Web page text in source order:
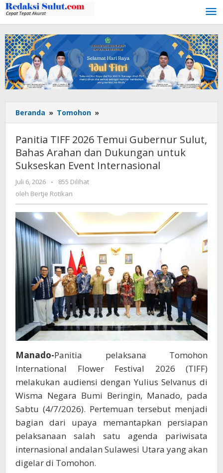
Lewati
ke
konten
Beranda » Tomohon »
TIFF
Temui
Gubernur
Sulut,
Dukungan
untuk
Event
Internasional
Panitia TIFF 2026 Temui Gubernur Sulut,
Bahas Arahan dan Dukungan untuk
Sukseskan Event Internasional
Juli 6, 2026
oleh
Bertje
-
855 Dilihat
oleh Bertje Rotikan
Manado-Panitia pelaksana Tomohon
International Flower Festival 2026 (TIFF)
melakukan audiensi dengan Yulius Selvanus di
Wisma Negara Bumi Beringin, Manado, pada
Sabtu (4/7/2026). Pertemuan tersebut menjadi
bagian dari upaya memantapkan persiapan
pelaksanaan salah satu agenda pariwisata
internasional andalan Sulawesi Utara yang akan
digelar di Tomohon.